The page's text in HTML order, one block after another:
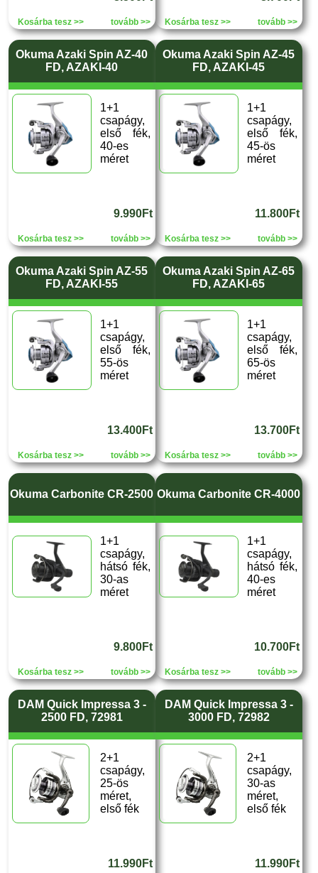
Kosárba tesz >> tovább >> Kosárba tesz >> tovább >>
Okuma Azaki Spin AZ-40
FD, AZAKI-40
1+1
csapágy,
első fék,
40-es
méret
9.990Ft
Kosárba tesz >> tovább >>
Okuma Azaki Spin AZ-45
FD, AZAKI-45
1+1
csapágy,
első fék,
45-ös
méret
11.800Ft
Kosárba tesz >> tovább >>
Okuma Azaki Spin AZ-55
FD, AZAKI-55
1+1
csapágy,
első fék,
55-ös
méret
13.400Ft
Kosárba tesz >> tovább >>
Okuma Azaki Spin AZ-65
FD, AZAKI-65
1+1
csapágy,
első fék,
65-ös
méret
13.700Ft
Kosárba tesz >> tovább >>
Okuma Carbonite CR-2500
1+1
csapágy,
hátsó fék,
30-as
méret
9.800Ft
Kosárba tesz >> tovább >>
Okuma Carbonite CR-4000
1+1
csapágy,
hátsó fék,
40-es
méret
10.700Ft
Kosárba tesz >> tovább >>
DAM Quick Impressa 3 -
2500 FD, 72981
2+1
csapágy,
25-ös
méret,
első fék
11.990Ft
DAM Quick Impressa 3 -
3000 FD, 72982
2+1
csapágy,
30-as
méret,
első fék
11.990Ft